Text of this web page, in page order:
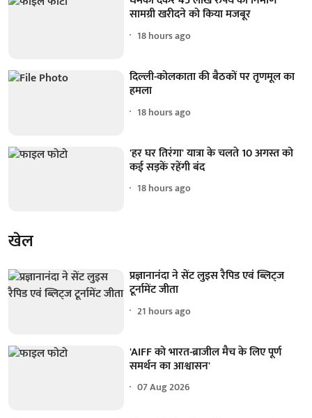
सामग्री खरीदने को किया मजबूर
18 hours ago
दिल्ली-कोलकाता की बैठकों पर तृणमूल का
हमला
18 hours ago
'हर घर तिरंगा' यात्रा के चलते 10 अगस्त को
कई सड़कें रहेंगी बंद
18 hours ago
खेल
प्रज्ञानानंदा ने सेंट लुइस रैपिड एवं ब्लिट्ज
टूर्नामेंट जीता
21 hours ago
'AIFF को भारत-ब्राजील मैच के लिए पूर्ण
समर्थन का आश्वासन'
07 Aug 2026